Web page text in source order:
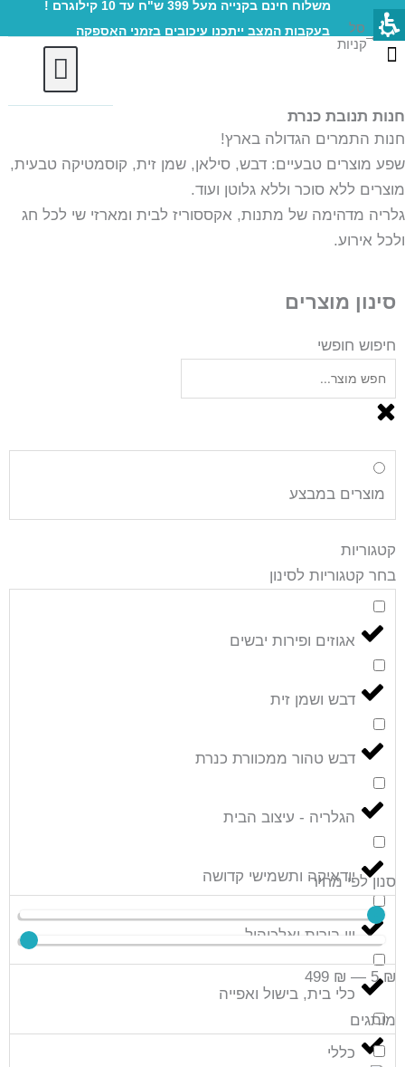
דילוג
לתוכן
משלוח חינם בקנייה מעל 399 ש"ח עד 10 קילוגרם !
בעקבות המצב ייתכנו עיכובים בזמני האספקה
עגלת
סל
→
קניות
חנות תנובת כנרת
חנות התמרים הגדולה בארץ!
שפע מוצרים טבעיים: דבש, סילאן, שמן זית, קוסמטיקה טבעית,
מוצרים ללא סוכר וללא גלוטן ועוד.
גלריה מדהימה של מתנות, אקססוריז לבית ומארזי שי לכל חג
ולכל אירוע.
סינון מוצרים
חיפוש חופשי
מוצרים במבצע
קטגוריות
בחר קטגוריות לסינון
אגוזים ופירות יבשים
דבש ושמן זית
דבש טהור ממכוורת כנרת
הגלריה - עיצוב הבית
יודאיקה ותשמישי קדושה
יין בירות ואלכוהול
כלי בית, בישול ואפייה
כללי
סנון לפי מחיר
₪
5
—
₪
499
מותגים